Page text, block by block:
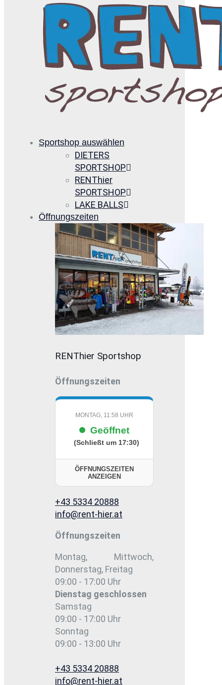
Sportshop auswählen
DIETERS
SPORTSHOP
RENThier
SPORTSHOP
LAKE BALLS
Öffnungszeiten
RENThier Sportshop
Öffnungszeiten
MONTAG, 11:58 UHR
Geöffnet
(Schließt um 17:30)
ÖFFNUNGSZEITEN
ANZEIGEN
+43 5334 20888
info@rent-hier.at
Öffnungszeiten
Montag, Mittwoch,
Donnerstag, Freitag
09:00 - 17:00 Uhr
Dienstag geschlossen
Samstag
09:00 - 17:00 Uhr
Sonntag
09:00 - 13:00 Uhr
+43 5334 20888
info@rent-hier.at